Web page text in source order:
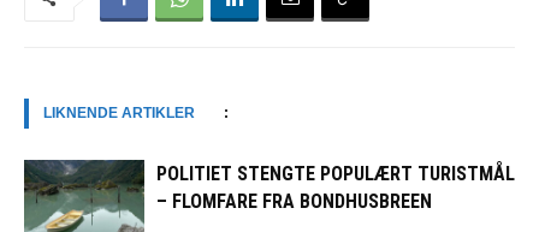
LIKNENDE ARTIKLER :
POLITIET STENGTE POPULÆRT TURISTMÅL
– FLOMFARE FRA BONDHUSBREEN